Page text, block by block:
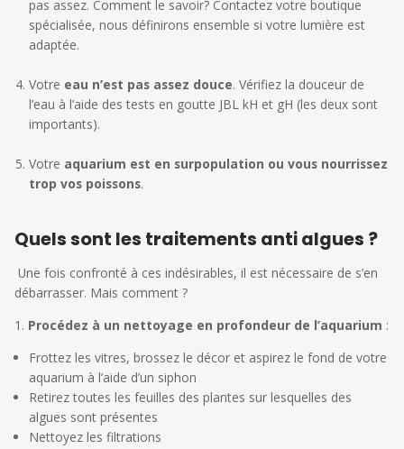
pas assez. Comment le savoir? Contactez votre boutique
spécialisée, nous définirons ensemble si votre lumière est
adaptée.
Votre eau n’est pas assez douce. Vérifiez la douceur de
l’eau à l’aide des tests en goutte JBL kH et gH (les deux sont
importants).
Votre aquarium est en surpopulation ou vous nourrissez
trop vos poissons.
Quels sont les traitements anti algues ?
Une fois confronté à ces indésirables, il est nécessaire de s’en
débarrasser. Mais comment ?
1. Procédez à un nettoyage en profondeur de l’aquarium :
Frottez les vitres, brossez le décor et aspirez le fond de votre
aquarium à l’aide d’un siphon
Retirez toutes les feuilles des plantes sur lesquelles des
algues sont présentes
Nettoyez les filtrations